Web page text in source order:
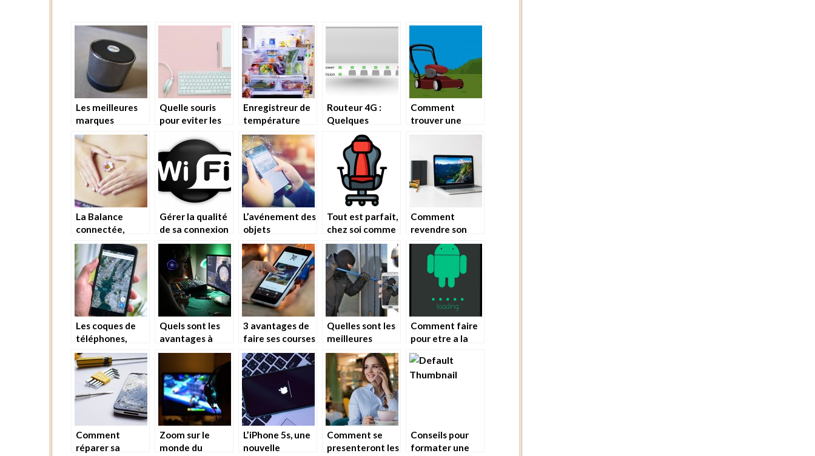
Les meilleures
marques
d’enceinte
portable
Quelle souris
pour eviter les
souris verticale
Enregistreur de
température
frigo
Routeur 4G :
Quelques
critères de
comparaison
Comment
trouver une
bonne tondeuse
fil ?
La Balance
connectée,
bonne ou
mauvaise chose
?
Gérer la qualité
de sa connexion
internet
L’avénement des
objets
intelligents
Tout est parfait,
chez soi comme
au cinéma
Comment
revendre son
vieux mac ?
Les coques de
téléphones,
l’indispensable
pour garder un
téléphone
comme neuf
Quels sont les
avantages à
opter pour un PC
3 avantages de
faire ses courses
en ligne
Quelles sont les
meilleures
technologies hi-
Tech pour la
surveillance d’un
domicile ?
Comment faire
pour etre a la
page avec les
Smartphones?
Comment
réparer sa
Zoom sur le
monde du
L’iPhone 5s, une
nouvelle
Comment se
presenteront les
Conseils pour
formater une